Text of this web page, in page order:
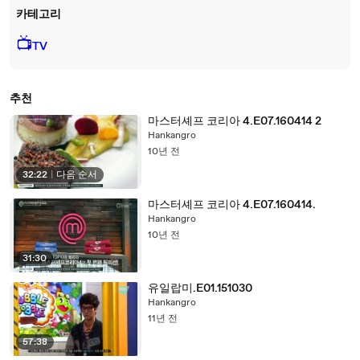
카테고리
📺TV
추천
32:22 다음 순서
마스터셰프 코리아 4.E07.160414 2
Hankangro
10년 전
31:30
마스터셰프 코리아 4.E07.160414.
Hankangro
10년 전
57:38
유일랍미.E01.151030
Hankangro
11년 전